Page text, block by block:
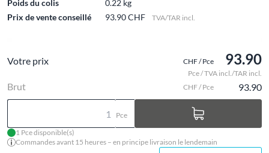
Poids du colis
0.22 kg
Prix de vente conseillé
93.90 CHF TVA/TAR incl.
Votre prix CHF / Pce 93.90
Pce / TVA incl./TAR incl.
Brut CHF / Pce 93.90
Pce
1 Pce disponible(s)
Commandes avant 15 heures – en principe livraison le lendemain